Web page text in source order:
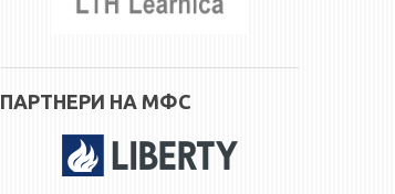
ПАРТНЕРИ НА МФС